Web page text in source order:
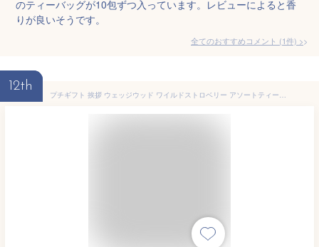
のティーバッグが10包ずつ入っています。レビューによると香
りが良いそうです。
全てのおすすめコメント (1件) >
12th
プチギフト 挨拶 ウェッジウッド ワイルドストロベリー アソートティーバッグ